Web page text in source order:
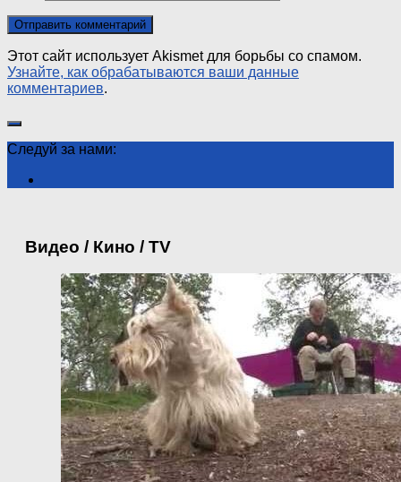
Этот сайт использует Akismet для борьбы со спамом.
Узнайте, как обрабатываются ваши данные
комментариев.
Следуй за нами:
Видео / Кино / TV